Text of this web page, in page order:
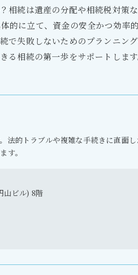
相続は遺産の分配や相続税対策
的に立て、資金の安全かつ効率
で失敗しないためのプランニン
相続の第一歩をサポートします
的トラブルや複雑な手続きに直面し
す。
山ビル) 8階